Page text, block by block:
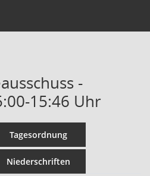
-
15:46 Uhr
Tagesordnung
Niederschriften